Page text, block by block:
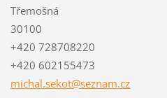
Třemošná
30100
+420 728708220
+420 602155473
michal.sekot@seznam.cz